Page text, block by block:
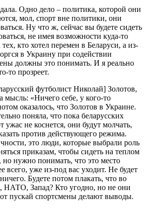
Одно дело – политика, которой они
мол, спорт вне политики, они
Ну что ж, сейчас вы будете сидеть
не имея возможности куда-то
кто хотел перемен в Беларуси, а из-
в Украину при содействии
должны это понимать. И я реально
то прозреет.
футболист Николай] Золотов,
мысль: «Ничего себе, у кого-то
оказалось, что Золотов в Украине.
поняла, что пока беларусских
ужас не коснется, они будут молчать,
против действующего режима.
это люди, которые выбрали роль
приказам, чтобы сидеть на теплом
но нужно понимать, что это место
всего, уже из-под вас уходит. Не будет
Будете потом плакать, что во
Запад? Кто угодно, но не они
пускай спортсмены делают выводы.